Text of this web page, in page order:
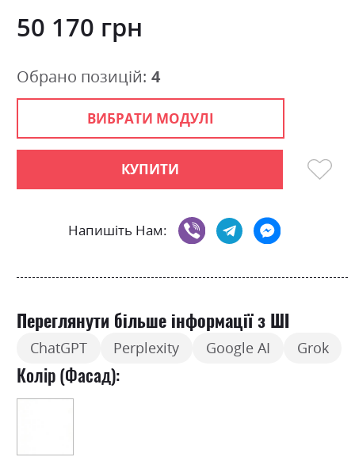
gallery
50 170 грн
ВИБРАТИ МОДУЛІ
КУПИТИ
Напишіть Нам:
Обрано позицій: 4
Переглянути більше інформації з ШІ
ChatGPT Perplexity Google AI Grok
Колір (Фасад):